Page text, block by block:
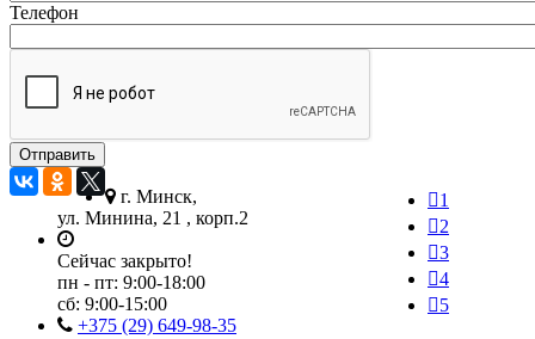
Телефон
1
2
3
4
5
г. Минск,
ул. Минина, 21 , корп.2
Сейчас закрыто!
пн - пт: 9:00-18:00
сб: 9:00-15:00
+375 (29) 649-98-35